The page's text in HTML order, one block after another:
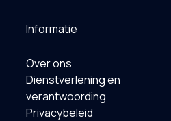
Informatie
Over ons
Dienstverlening en
verantwoording
Privacybeleid